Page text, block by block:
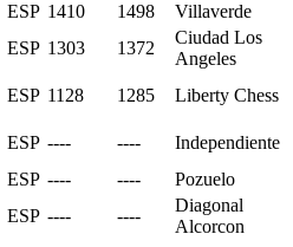
ESP 1410 1498
Villaverde
ESP 1303 1372
Ciudad Los
Angeles
ESP 1128 1285 Liberty Chess
ESP ---- ----
Independiente
ESP ---- ----
Pozuelo
ESP ---- ----
Diagonal
Alcorcon